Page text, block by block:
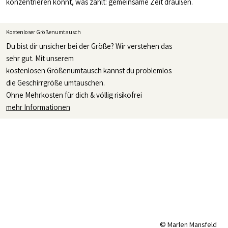
Kostenloser Größenumtausch
Du bist dir unsicher bei der Größe? Wir verstehen das
sehr gut. Mit unserem
kostenlosen Größenumtausch kannst du problemlos
die Geschirrgröße umtauschen.
Ohne Mehrkosten für dich & völlig risikofrei
mehr Informationen
© Marlen Mansfeld